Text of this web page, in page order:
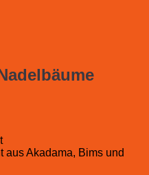
aus Akadama, Bims und